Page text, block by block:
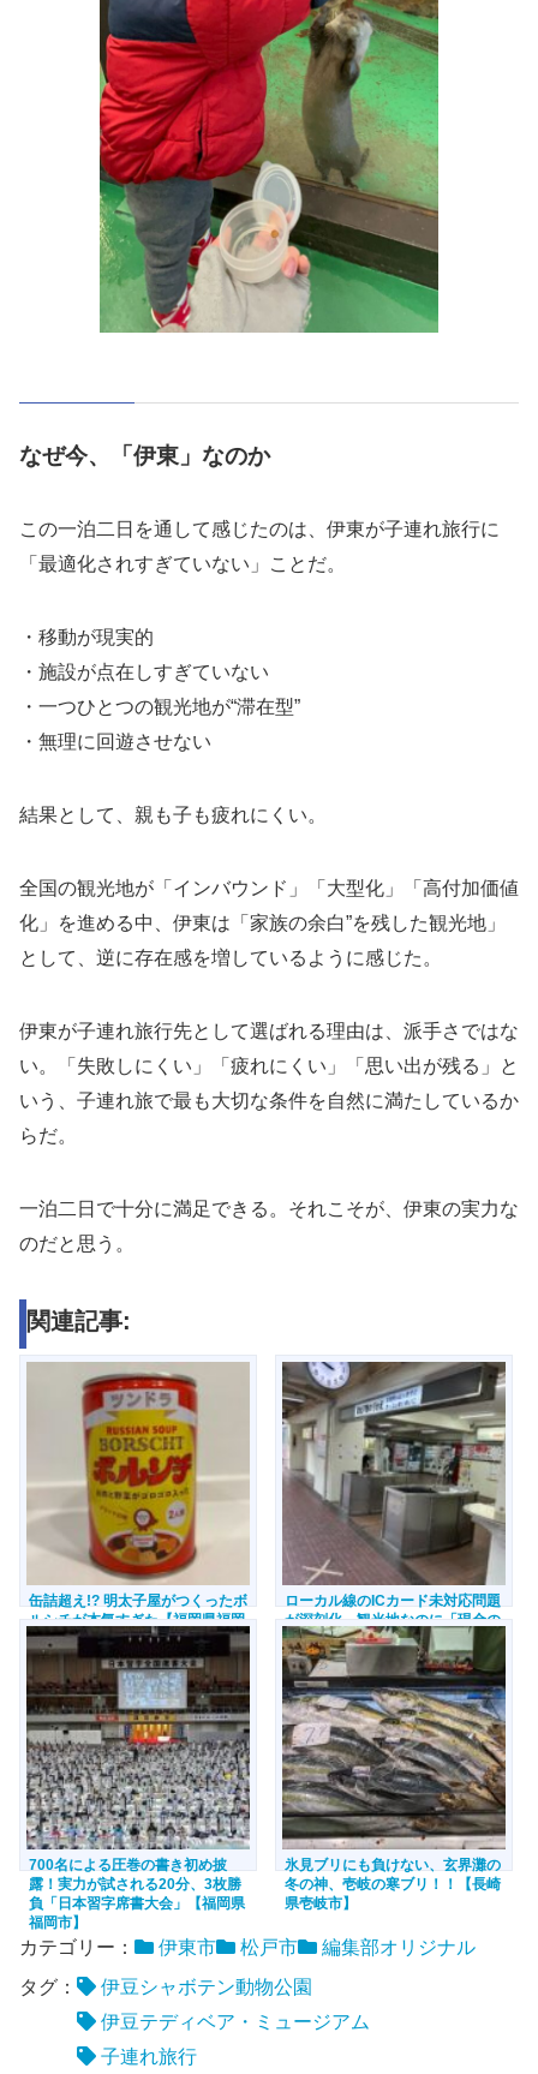
なぜ今、「伊東」なのか
この一泊二日を通して感じたのは、伊東が子連れ旅行に
「最適化されすぎていない」ことだ。
・移動が現実的
・施設が点在しすぎていない
・一つひとつの観光地が“滞在型”
・無理に回遊させない
結果として、親も子も疲れにくい。
全国の観光地が「インバウンド」「大型化」「高付加価値
化」を進める中、伊東は「家族の余白”を残した観光地」
として、逆に存在感を増しているように感じた。
伊東が子連れ旅行先として選ばれる理由は、派手さではな
い。「失敗しにくい」「疲れにくい」「思い出が残る」と
いう、子連れ旅で最も大切な条件を自然に満たしているか
らだ。
一泊二日で十分に満足できる。それこそが、伊東の実力な
のだと思う。
関連記事:
缶詰超え!? 明太子屋がつくったボ
ルシチが本気すぎた【福岡県福岡
市・千葉県松戸市】
ローカル線のICカード未対応問題
が深刻化 観光地なのに「現金の
み」の声【千葉県流山市・松戸
市】
700名による圧巻の書き初め披
露！実力が試される20分、3枚勝
負「日本習字席書大会」【福岡県
福岡市】
氷見ブリにも負けない、玄界灘の
冬の神、壱岐の寒ブリ！！【長崎
県壱岐市】
カテゴリー： 伊東市 松戸市
編集部オリジナル
タグ：
伊豆シャボテン動物公園
伊豆テディベア・ミュージアム
子連れ旅行